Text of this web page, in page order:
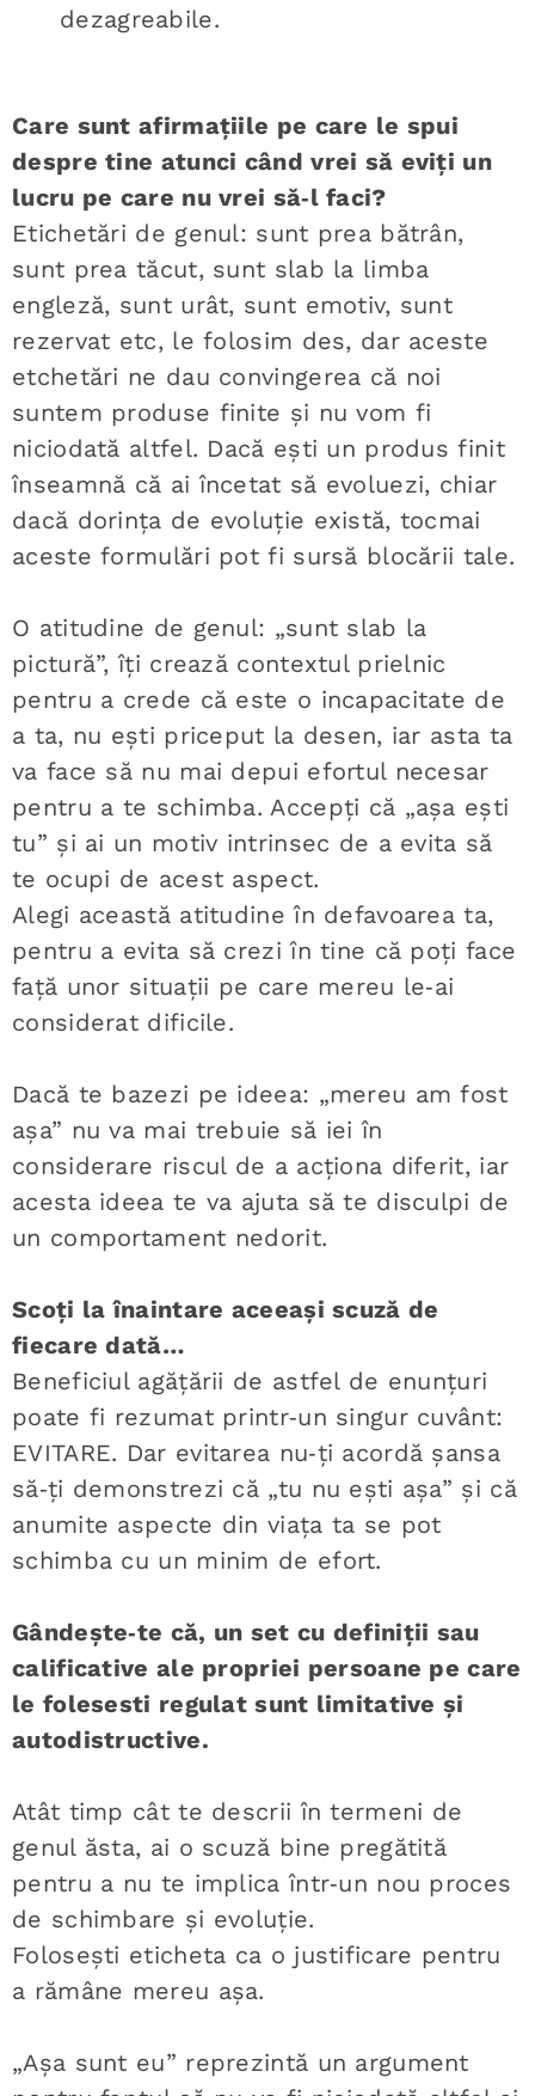
dezagreabile.
Care sunt afirmațiile pe care le spui
despre tine atunci când vrei să eviți un
lucru pe care nu vrei să‑l faci?
Etichetări de genul: sunt prea bătrân,
sunt prea tăcut, sunt slab la limba
engleză, sunt urât, sunt emotiv, sunt
rezervat etc, le folosim des, dar aceste
etchetări ne dau convingerea că noi
suntem produse finite și nu vom fi
niciodată altfel. Dacă ești un produs finit
înseamnă că ai încetat să evoluezi, chiar
dacă dorința de evoluție există, tocmai
aceste formulări pot fi sursă blocării tale.
O atitudine de genul: „sunt slab la
pictură”, îți crează contextul prielnic
pentru a crede că este o incapacitate de
a ta, nu ești priceput la desen, iar asta ta
va face să nu mai depui efortul necesar
pentru a te schimba. Accepți că „așa ești
tu” și ai un motiv intrinsec de a evita să
te ocupi de acest aspect.
Alegi această atitudine în defavoarea ta,
pentru a evita să crezi în tine că poți face
față unor situații pe care mereu le‑ai
considerat dificile.
Dacă te bazezi pe ideea: „mereu am fost
așa” nu va mai trebuie să iei în
considerare riscul de a acționa diferit, iar
acesta ideea te va ajuta să te disculpi de
un comportament nedorit.
Scoți la înaintare aceeași scuză de
fiecare dată…
Beneficiul agățării de astfel de enunțuri
poate fi rezumat printr‑un singur cuvânt:
EVITARE. Dar evitarea nu‑ți acordă șansa
să‑ți demonstrezi că „tu nu ești așa” și că
anumite aspecte din viața ta se pot
schimba cu un minim de efort.
Gândește‑te că, un set cu definiții sau
calificative ale propriei persoane pe care
le folesesti regulat sunt limitative și
autodistructive.
Atât timp cât te descrii în termeni de
genul ăsta, ai o scuză bine pregătită
pentru a nu te implica într‑un nou proces
de schimbare și evoluție.
Folosești eticheta ca o justificare pentru
a rămâne mereu așa.
„Așa sunt eu” reprezintă un argument